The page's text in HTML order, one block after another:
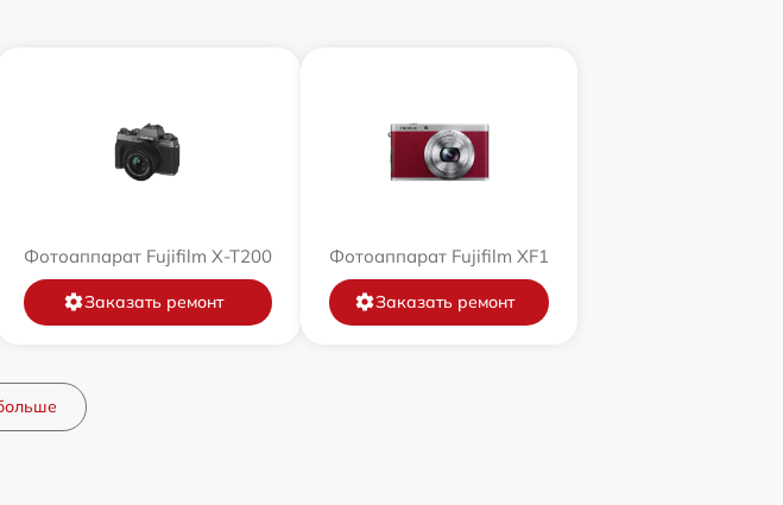
Фотоаппарат Fujifilm X-T200
Заказать ремонт
Фотоаппарат Fujifilm XF1
Заказать ремонт